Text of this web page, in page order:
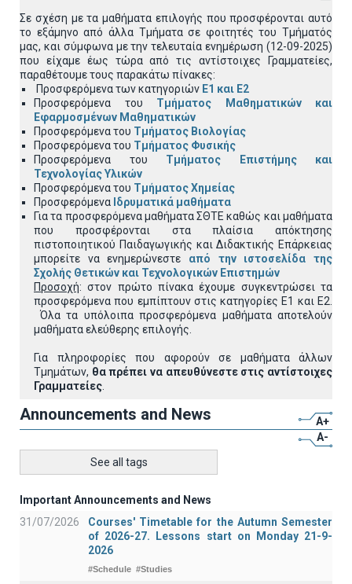
Σε σχέση με τα μαθήματα επιλογής που προσφέρονται αυτό
το εξάμηνο από άλλα Τμήματα σε φοιτητές του Τμήματός
μας, και σύμφωνα με την τελευταία ενημέρωση (12-09-2025)
που είχαμε έως τώρα από τις αντίστοιχες Γραμματείες,
παραθέτουμε τους παρακάτω πίνακες:
Προσφερόμενα των κατηγοριών Ε1 και Ε2
Προσφερόμενα του Τμήματος Μαθηματικών και
Εφαρμοσμένων Μαθηματικών
Προσφερόμενα του Τμήματος Βιολογίας
Προσφερόμενα του Τμήματος Φυσικής
Προσφερόμενα του
Τμήματος Επιστήμης και
Τεχνολογίας Υλικών
Προσφερόμενα του Τμήματος Χημείας
Προσφερόμενα Ιδρυματικά μαθήματα
Για τα προσφερόμενα μαθήματα ΣΘΤΕ καθώς και μαθήματα
που προσφέρονται στα πλαίσια απόκτησης
πιστοποιητικού Παιδαγωγικής και Διδακτικής Επάρκειας
μπορείτε να ενημερώνεστε από την ιστοσελίδα της
Σχολής Θετικών και Τεχνολογικών Επιστημών
Προσοχή: στον πρώτο πίνακα έχουμε συγκεντρώσει τα
προσφερόμενα που εμπίπτουν στις κατηγορίες Ε1 και Ε2.
Όλα τα υπόλοιπα προσφερόμενα μαθήματα αποτελούν
μαθήματα ελεύθερης επιλογής.
Για πληροφορίες που αφορούν σε μαθήματα άλλων
Τμημάτων, θα πρέπει να απευθύνεστε στις αντίστοιχες
Γραμματείες
Announcements and News
A+
A-
See all tags
Important Announcements and News
31/07/2026
Courses' Timetable for the Autumn Semester
of 2026-27. Lessons start on Monday 21-9-
2026
#Schedule #Studies